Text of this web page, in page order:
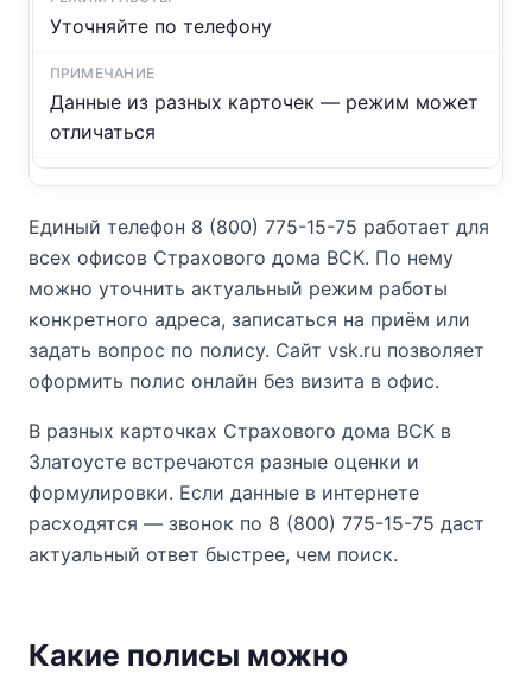
Уточняйте по телефону
Данные из разных карточек — режим может
отличаться
Единый телефон 8 (800) 775-15-75 работает для
всех офисов Страхового дома ВСК. По нему
можно уточнить актуальный режим работы
конкретного адреса, записаться на приём или
задать вопрос по полису. Сайт vsk.ru позволяет
оформить полис онлайн без визита в офис.
В разных карточках Страхового дома ВСК в
Златоусте встречаются разные оценки и
формулировки. Если данные в интернете
расходятся — звонок по 8 (800) 775-15-75 даст
актуальный ответ быстрее, чем поиск.
Какие полисы можно